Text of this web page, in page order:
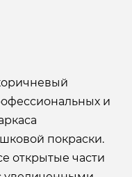
и
покраски.
открытые части